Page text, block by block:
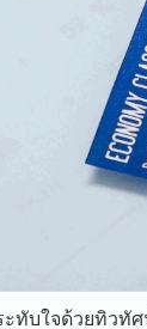
ทับใจด้วยทิว